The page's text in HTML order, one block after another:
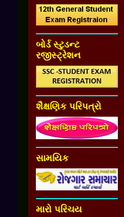
બોર્ડ સ્ટુડન્ટ
રજીસ્ટ્રેશન
શૈક્ષણિક પરિપત્રો
સામયિક
મારો પરિચય